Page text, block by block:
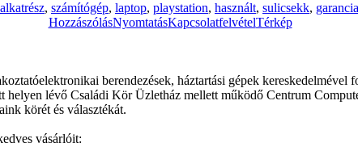
alkatrész, számítógép, laptop, playstation, használt, sulicsekk, garancia
HozzászólásNyomtatásKapcsolatfelvételTérkép
berendezések, háztartási gépek
lévő Családi Kör Üzletház mellett működő Centrum
körét és választékát.
vásárlóit: